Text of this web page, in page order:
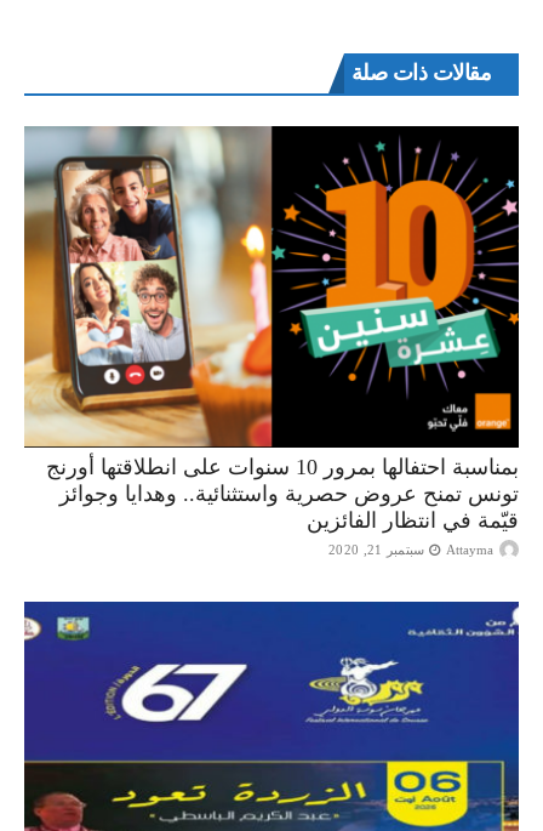
مقالات ذات صلة
بمناسبة احتفالها بمرور 10 سنوات على انطلاقتها أورنج
تونس تمنح عروض حصرية واستثنائية.. وهدايا وجوائز
قيّمة في انتظار الفائزين
Attayma سبتمبر 21, 2020